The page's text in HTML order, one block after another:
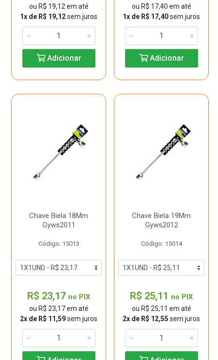
ou R$ 19,12 em até
1x de R$ 19,12sem juros
Adicionar
ou R$ 17,40 em até
1x de R$ 17,40sem juros
Adicionar
Chave Biela 18Mm
Gyws2011
Código: 15013
R$ 23,17 no PIX
ou R$ 23,17 em até
2x de R$ 11,59sem juros
Chave Biela 19Mm
Gyws2012
Código: 15014
R$ 25,11 no PIX
ou R$ 25,11 em até
2x de R$ 12,55 sem juros